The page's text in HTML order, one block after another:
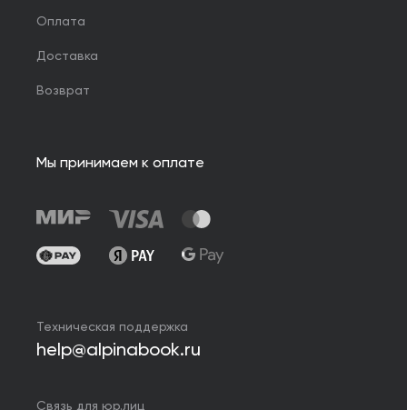
Оплата
Доставка
Возврат
Мы принимаем к оплате
Техническая поддержка
help@alpinabook.ru
Связь для юр.лиц